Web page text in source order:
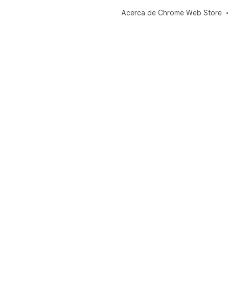
Acerca de Chrome Web Store